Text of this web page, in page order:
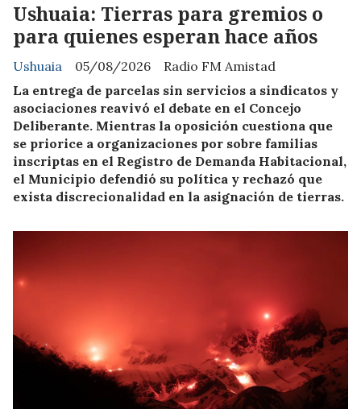
Ushuaia: Tierras para gremios o
para quienes esperan hace años
Radio FM Amistad
Ushuaia
05/08/2026
La entrega de parcelas sin servicios a sindicatos y
asociaciones reavivó el debate en el Concejo
Deliberante. Mientras la oposición cuestiona que
se priorice a organizaciones por sobre familias
inscriptas en el Registro de Demanda Habitacional,
el Municipio defendió su política y rechazó que
exista discrecionalidad en la asignación de tierras.